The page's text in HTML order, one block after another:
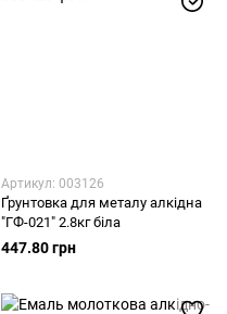
Артикул: 003126
Ґрунтовка для металу алкідна
"ГФ-021" 2.8кг біла
447.80 грн